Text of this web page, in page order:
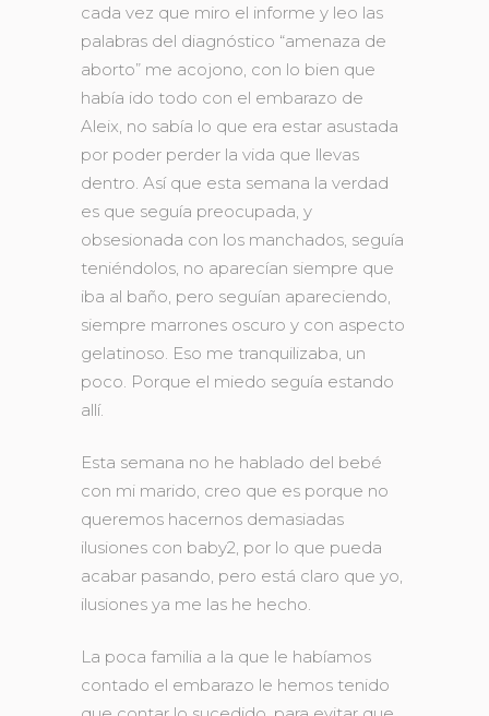
cada vez que miro el informe y leo las
palabras del diagnóstico “amenaza de
aborto” me acojono, con lo bien que
había ido todo con el embarazo de
Aleix, no sabía lo que era estar asustada
por poder perder la vida que llevas
dentro. Así que esta semana la verdad
es que seguía preocupada, y
obsesionada con los manchados, seguía
teniéndolos, no aparecían siempre que
iba al baño, pero seguían apareciendo,
siempre marrones oscuro y con aspecto
gelatinoso. Eso me tranquilizaba, un
poco. Porque el miedo seguía estando
allí.
Esta semana no he hablado del bebé
con mi marido, creo que es porque no
queremos hacernos demasiadas
ilusiones con baby2, por lo que pueda
acabar pasando, pero está claro que yo,
ilusiones ya me las he hecho.
La poca familia a la que le habíamos
contado el embarazo le hemos tenido